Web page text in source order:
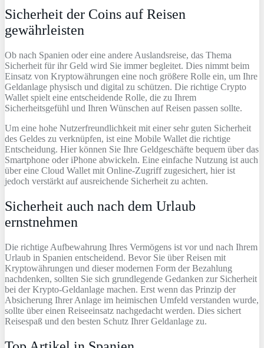
Sicherheit der Coins auf Reisen
gewährleisten
Ob nach Spanien oder eine andere Auslandsreise, das Thema
Sicherheit für ihr Geld wird Sie immer begleitet. Dies nimmt beim
Einsatz von Kryptowährungen eine noch größere Rolle ein, um Ihre
Geldanlage physisch und digital zu schützen. Die richtige Crypto
Wallet spielt eine entscheidende Rolle, die zu Ihrem
Sicherheitsgefühl und Ihren Wünschen auf Reisen passen sollte.
Um eine hohe Nutzerfreundlichkeit mit einer sehr guten Sicherheit
des Geldes zu verknüpfen, ist eine Mobile Wallet die richtige
Entscheidung. Hier können Sie Ihre Geldgeschäfte bequem über das
Smartphone oder iPhone abwickeln. Eine einfache Nutzung ist auch
über eine Cloud Wallet mit Online-Zugriff zugesichert, hier ist
jedoch verstärkt auf ausreichende Sicherheit zu achten.
Sicherheit auch nach dem Urlaub
ernstnehmen
Die richtige Aufbewahrung Ihres Vermögens ist vor und nach Ihrem
Urlaub in Spanien entscheidend. Bevor Sie über Reisen mit
Kryptowährungen und dieser modernen Form der Bezahlung
nachdenken, sollten Sie sich grundlegende Gedanken zur Sicherheit
bei der Krypto-Geldanlage machen. Erst wenn das Prinzip der
Absicherung Ihrer Anlage im heimischen Umfeld verstanden wurde,
sollte über einen Reiseeinsatz nachgedacht werden. Dies sichert
Reisespaß und den besten Schutz Ihrer Geldanlage zu.